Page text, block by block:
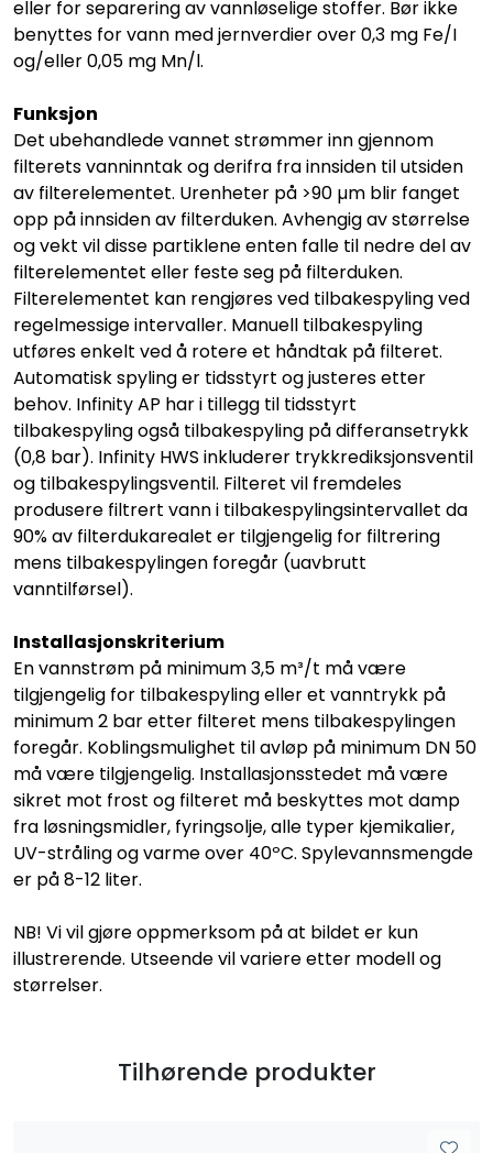
eller for separering av vannløselige stoffer. Bør ikke
benyttes for vann med jernverdier over 0,3 mg Fe/I
og/eller 0,05 mg Mn/l.
Funksjon
Det ubehandlede vannet strømmer inn gjennom
filterets vanninntak og derifra fra innsiden til utsiden
av filterelementet. Urenheter på >90 µm blir fanget
opp på innsiden av filterduken. Avhengig av størrelse
og vekt vil disse partiklene enten falle til nedre del av
filterelementet eller feste seg på filterduken.
Filterelementet kan rengjøres ved tilbakespyling ved
regelmessige intervaller. Manuell tilbakespyling
utføres enkelt ved å rotere et håndtak på filteret.
Automatisk spyling er tidsstyrt og justeres etter
behov. Infinity AP har i tillegg til tidsstyrt
tilbakespyling også tilbakespyling på differansetrykk
(0,8 bar). Infinity HWS inkluderer trykkrediksjonsventil
og tilbakespylingsventil. Filteret vil fremdeles
produsere filtrert vann i tilbakespylingsintervallet da
90% av filterdukarealet er tilgjengelig for filtrering
mens tilbakespylingen foregår (uavbrutt
vanntilførsel).
Installasjonskriterium
En vannstrøm på minimum 3,5 m³/t må være
tilgjengelig for tilbakespyling eller et vanntrykk på
minimum 2 bar etter filteret mens tilbakespylingen
foregår. Koblingsmulighet til avløp på minimum DN 50
må være tilgjengelig. Installasjonsstedet må være
sikret mot frost og filteret må beskyttes mot damp
fra løsningsmidler, fyringsolje, alle typer kjemikalier,
UV-stråling og varme over 40ºC. Spylevannsmengde
er på 8-12 liter.
NB! Vi vil gjøre oppmerksom på at bildet er kun
illustrerende. Utseende vil variere etter modell og
størrelser.
Tilhørende produkter